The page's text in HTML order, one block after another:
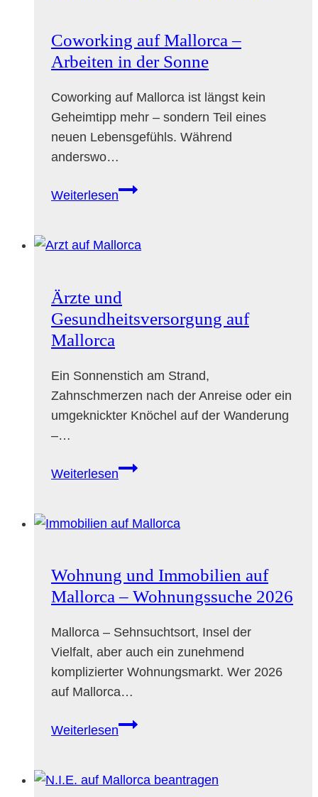
Arbeiten,
wo
andere
Urlaub
machen
Coworking auf Mallorca –
Arbeiten in der Sonne
Coworking auf Mallorca ist längst kein
Geheimtipp mehr – sondern Teil eines
neuen Lebensgefühls. Während
anderswo…
WeiterlesenCoworking
–
in
der
Sonne
Ärzte und
Gesundheitsversorgung auf
Mallorca
Ein Sonnenstich am Strand,
Zahnschmerzen nach der Anreise oder ein
umgeknickter Knöchel auf der Wanderung
–…
WeiterlesenÄrzte
auf
Wohnung und Immobilien auf
Mallorca – Wohnungssuche 2026
Mallorca – Sehnsuchtsort, Insel der
Vielfalt, aber auch ein zunehmend
komplizierter Wohnungsmarkt. Wer 2026
auf Mallorca…
WeiterlesenWohnung
auf